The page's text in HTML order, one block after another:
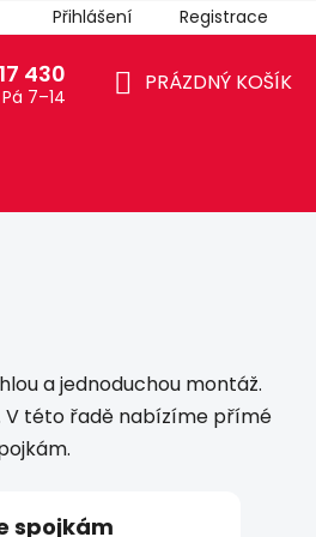
Přihlášení Registrace
PRÁZDNÝ KOŠÍK
430
7–14
a jednoduchou montáž.
V této řadě nabízíme přímé
spojkám